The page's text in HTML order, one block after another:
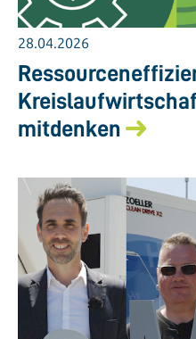
28.04.2026
mitdenken